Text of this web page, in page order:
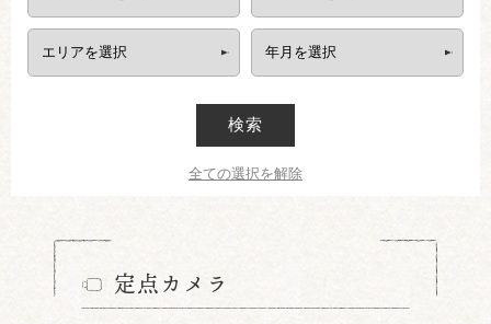
検索
全ての選択を解除
定点カメラ